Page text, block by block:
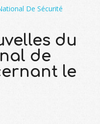
De Sécurité
du
de
le